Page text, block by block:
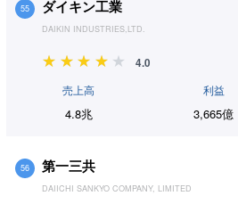
55 ダイキン工業
DAIKIN INDUSTRIES,LTD.
4.0
売上高
4.8兆
利益
3,665億
56 第一三共
DAIICHI SANKYO COMPANY, LIMITED